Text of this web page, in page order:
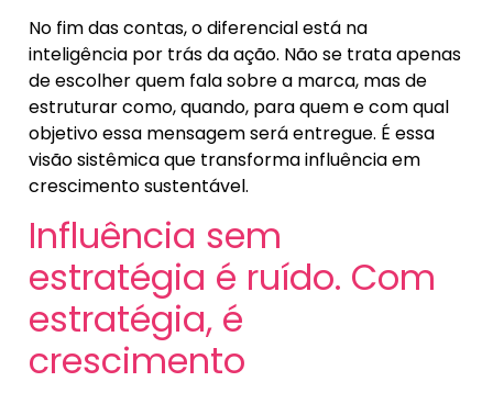
No fim das contas, o diferencial está na
inteligência por trás da ação. Não se trata apenas
de escolher quem fala sobre a marca, mas de
estruturar como, quando, para quem e com qual
objetivo essa mensagem será entregue. É essa
visão sistêmica que transforma influência em
crescimento sustentável.
Influência sem
estratégia é ruído. Com
estratégia, é
crescimento